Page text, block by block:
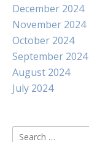
December 2024
November 2024
October 2024
September 2024
August 2024
July 2024
Search